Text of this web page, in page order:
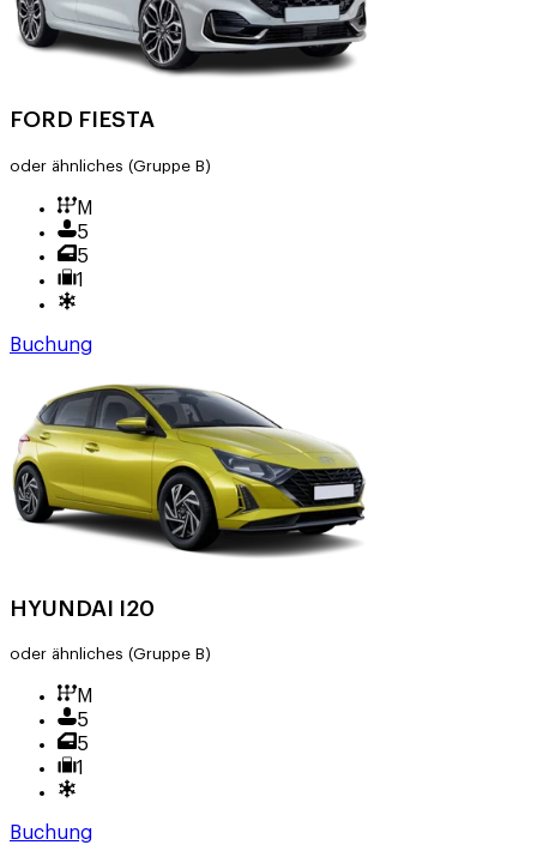
FORD FIESTA
oder ähnliches (Gruppe B)
M
5
5
1
Buchung
HYUNDAI I20
oder ähnliches (Gruppe B)
M
5
5
1
Buchung